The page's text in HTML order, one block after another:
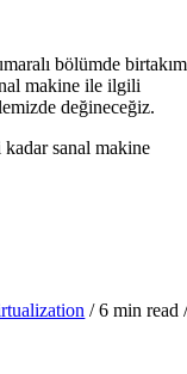
bölümde birtakım
makine ile ilgili
değineceğiz.
kadar sanal makine
/6 min read